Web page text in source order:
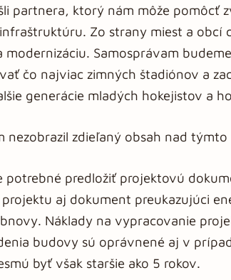
partnera, ktorý nám môže pomôcť
Zo strany miest a obcí
modernizáciu. Samosprávam
čo najviac zimných štadiónov a
generácie mladých hokejistov a
nezobrazil zdieľaný obsah nad
potrebné predložiť projektovú
aj dokument preukazujúci
Náklady na vypracovanie
budovy sú oprávnené aj v
byť však staršie ako 5 rokov.